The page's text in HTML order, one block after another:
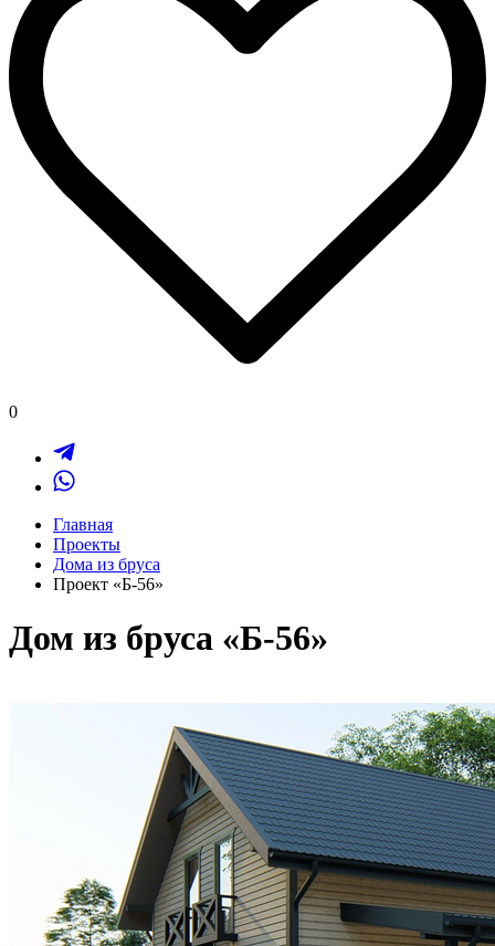
0
Главная
Проекты
Дома из бруса
Проект «Б-56»
Дом из бруса «Б-56»